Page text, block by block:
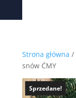
Strona główna /
snów ĆMY
Sprzedane!